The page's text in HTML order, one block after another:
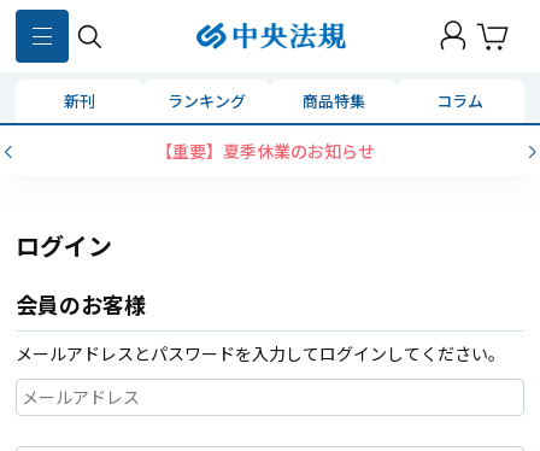
新刊 ランキング 商品特集 コラム
【重要】夏季休業のお知らせ
ログイン
会員のお客様
メールアドレスとパスワードを入力してログインしてください。